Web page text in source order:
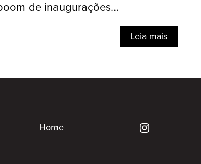
de inaugurações...
Leia mais
Home